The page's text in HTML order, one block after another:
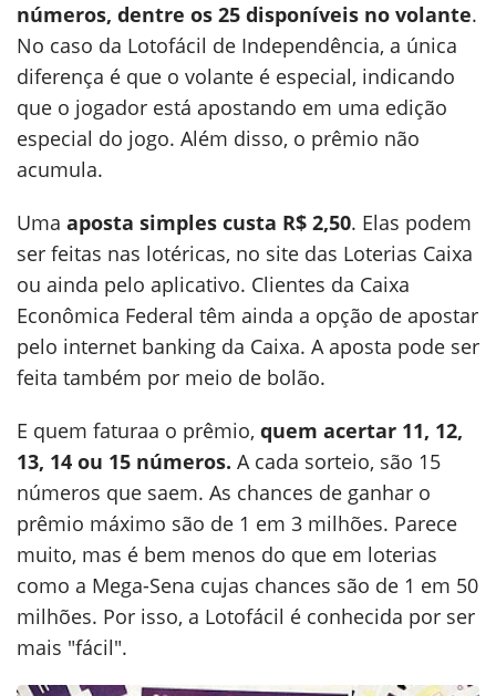
números, dentre os 25 disponíveis no volante.
No caso da Lotofácil de Independência, a única
diferença é que o volante é especial, indicando
que o jogador está apostando em uma edição
especial do jogo. Além disso, o prêmio não
acumula.
Uma aposta simples custa R$ 2,50. Elas podem
ser feitas nas lotéricas, no site das Loterias Caixa
ou ainda pelo aplicativo. Clientes da Caixa
Econômica Federal têm ainda a opção de apostar
pelo internet banking da Caixa. A aposta pode ser
feita também por meio de bolão.
E quem faturaa o prêmio, quem acertar 11, 12,
13, 14 ou 15 números. A cada sorteio, são 15
números que saem. As chances de ganhar o
prêmio máximo são de 1 em 3 milhões. Parece
muito, mas é bem menos do que em loterias
como a Mega-Sena cujas chances são de 1 em 50
milhões. Por isso, a Lotofácil é conhecida por ser
mais "fácil".